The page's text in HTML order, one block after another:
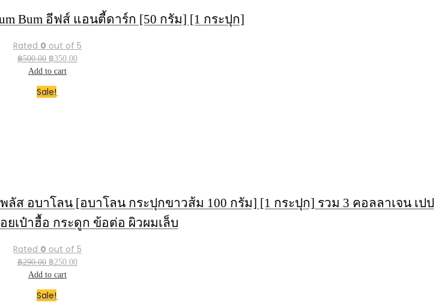
Bum อีฟส์ แอนตี้ดาร์ก [50 กรัม] [1 กระปุก]
Rated 0 out of 5
฿500.00 Original
price
฿500.00.
฿350.00Current
Add to cart
Sale!
พลัส อบาโลน [อบาโลน กระปุกขาวส้ม 100 กรัม] [1 กระปุก] รวม 3 คอลลาเจน เปป
ยเป๋าฮื้อ กระดูก ข้อต่อ ผิวผมเล็บ
Rated 0 out of 5
฿290.00 Original
price
฿290.00.
฿250.00Current
Add to cart
Sale!